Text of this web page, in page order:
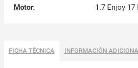
Motor: 1.7 Enjoy 17
FICHA TÉCNICA INFORMACIÓN